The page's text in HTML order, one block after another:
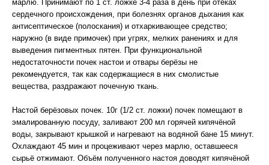
марлю. Принимают по 1 ст. ложке 3-4 раза в день при отёках
сердечного происхождения, при болезнях органов дыхания как
антисептическое (полоскания) и отхаркивающее средство;
наружно (в виде примочек) при угрях, мелких ранениях и для
выведения пигментных пятен. При функциональной
недостаточности почек настои и отвары берёзы не
рекомендуется, так как содержащиеся в них смолистые
вещества, раздражают почечную ткань.
Настой берёзовых почек. 10г (1/2 ст. ложки) почек помещают в
эмалированную посуду, заливают 200 мл горячей кипячёной
воды, закрывают крышкой и нагревают на водяной бане 15 минут.
Охлаждают 45 мин и процеживают через марлю, оставшееся
сырьё отжимают. Объём полученного настоя доводят кипячёной